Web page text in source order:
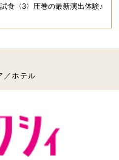
食〈3〉圧巻の最新演出体験♪
／ホテル